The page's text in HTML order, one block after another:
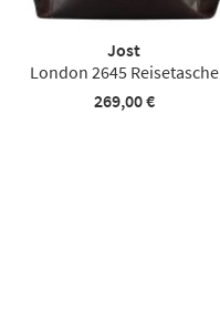
Jost
London 2645 Reisetasche
269,00 €